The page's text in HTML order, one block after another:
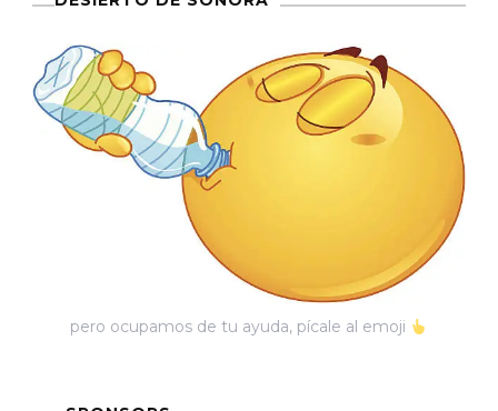
Loco
pero ocupamos de tu ayuda, pícale al emoji